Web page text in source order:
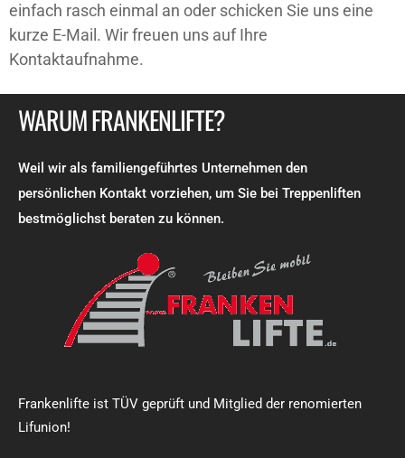
einfach rasch einmal an oder schicken Sie uns eine
kurze E-Mail. Wir freuen uns auf Ihre
Kontaktaufnahme.
WARUM FRANKENLIFTE?
Weil wir als familiengeführtes Unternehmen den
persönlichen Kontakt vorziehen, um Sie bei Treppenliften
bestmöglichst beraten zu können.
Frankenlifte ist TÜV geprüft und Mitglied der renomierten
Lifunion!